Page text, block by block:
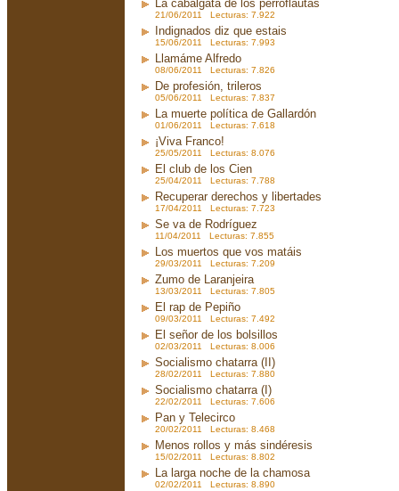
La cabalgata de los perroflautas
21/06/2011 Lecturas: 7.922
Indignados diz que estais
15/06/2011 Lecturas: 7.993
Llamáme Alfredo
08/06/2011 Lecturas: 7.826
De profesión, trileros
05/06/2011 Lecturas: 7.837
La muerte política de Gallardón
01/06/2011 Lecturas: 7.618
¡Viva Franco!
25/05/2011 Lecturas: 8.076
El club de los Cien
25/04/2011 Lecturas: 7.788
Recuperar derechos y libertades
17/04/2011 Lecturas: 7.723
Se va de Rodríguez
11/04/2011 Lecturas: 7.855
Los muertos que vos matáis
29/03/2011 Lecturas: 7.209
Zumo de Laranjeira
13/03/2011 Lecturas: 7.805
El rap de Pepiño
09/03/2011 Lecturas: 7.492
El señor de los bolsillos
02/03/2011 Lecturas: 8.006
Socialismo chatarra (II)
28/02/2011 Lecturas: 7.880
Socialismo chatarra (I)
22/02/2011 Lecturas: 7.606
Pan y Telecirco
20/02/2011 Lecturas: 8.468
Menos rollos y más sindéresis
15/02/2011 Lecturas: 8.802
La larga noche de la chamosa
02/02/2011 Lecturas: 8.890